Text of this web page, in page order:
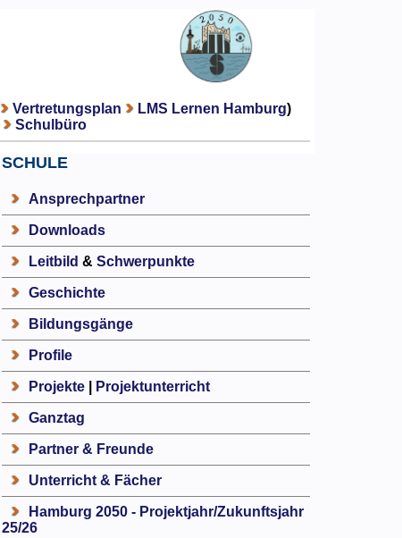
Vertretungsplan LMS Lernen Hamburg)
Schulbüro
SCHULE
Ansprechpartner
Downloads
Leitbild & Schwerpunkte
Geschichte
Bildungsgänge
Profile
Projekte| Projektunterricht
Ganztag
Partner & Freunde
Unterricht & Fächer
Hamburg 2050 - Projektjahr/Zukunftsjahr
25/26